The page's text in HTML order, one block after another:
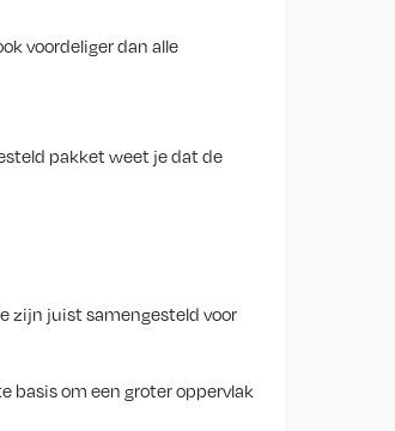
voordeliger dan alle
pakket weet je dat de
zijn juist samengesteld voor
basis om een groter oppervlak